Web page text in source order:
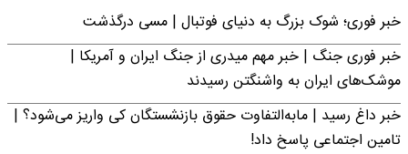
خبر فوری؛‌ شوک بزرگ به دنیای فوتبال | مسی درگذشت
خبر فوری جنگ | خبر مهم میدری از جنگ ایران و آمریکا |
موشک‌های ایران به واشنگتن رسیدند
خبر داغ رسید | مابه‌التفاوت حقوق بازنشستگان کی واریز می‌شود؟ |
تامین اجتماعی پاسخ داد!